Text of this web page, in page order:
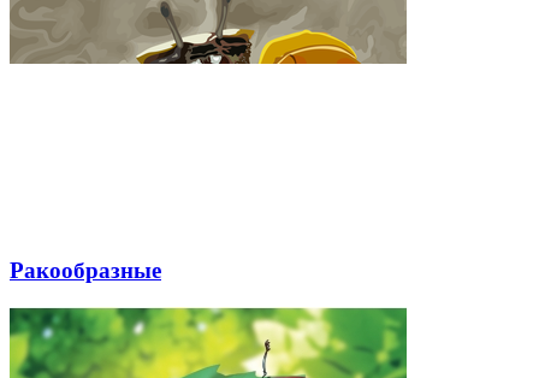
Ракообразные